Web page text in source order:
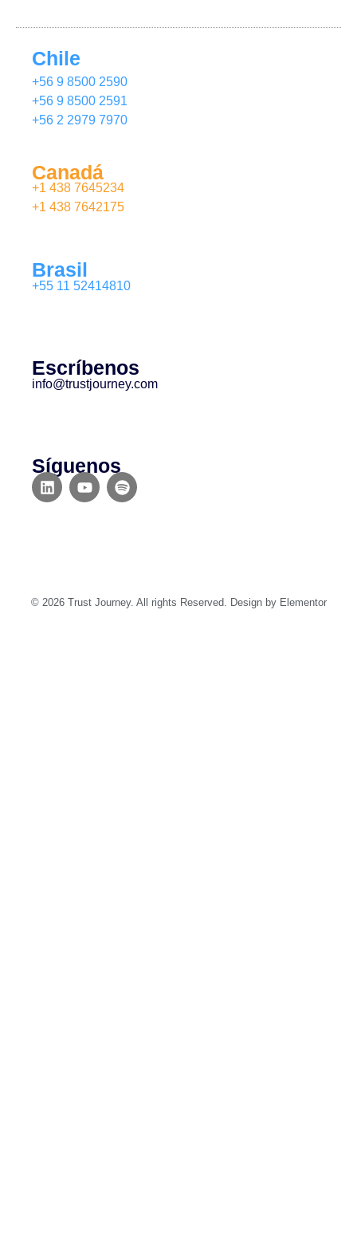
Chile
+56 9 8500 2590
+56 9 8500 2591
+56 2 2979 7970
Canadá
+1 438 7645234
+1 438 7642175
Brasil
+55 11 52414810
Escríbenos
info@trustjourney.com
Síguenos
© 2026 Trust Journey. All rights Reserved. Design by Elementor